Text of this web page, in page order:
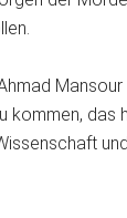
Mansour
das